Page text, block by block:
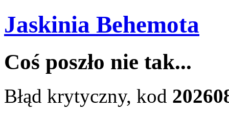
Jaskinia Behemota
Coś poszło nie tak...
Błąd krytyczny, kod